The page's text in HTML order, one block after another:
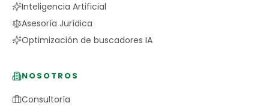
Inteligencia Artificial
Asesoría Jurídica
Optimización de buscadores IA
NOSOTROS
Consultoría